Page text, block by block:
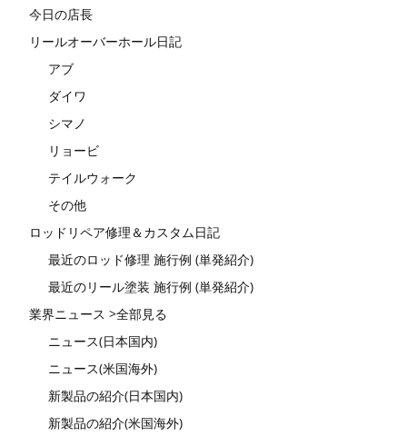
今日の店長
リールオーバーホール日記
アブ
ダイワ
シマノ
リョービ
テイルウォーク
その他
ロッドリペア修理＆カスタム日記
最近のロッド修理 施行例 (単発紹介)
最近のリール塗装 施行例 (単発紹介)
業界ニュース >全部見る
ニュース(日本国内)
ニュース(米国海外)
新製品の紹介(日本国内)
新製品の紹介(米国海外)